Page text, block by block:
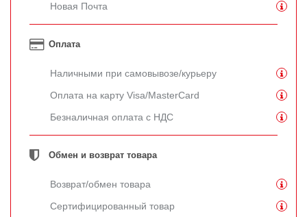
Новая Почта
Оплата
Наличными при самовывозе/курьеру
Оплата на карту Visa/MasterCard
Безналичная оплата с НДС
Обмен и возврат товара
Возврат/обмен товара
Сертифицированный товар